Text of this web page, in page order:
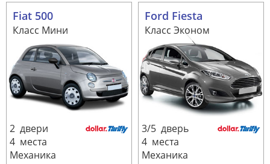
Fiat 500
Класс Мини
2 двери
4 места
Механика
Ford Fiesta
Класс Эконом
3/5 дверь
4 места
Механика